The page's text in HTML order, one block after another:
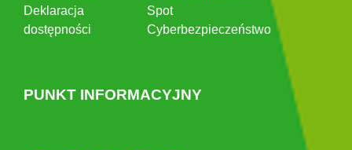
Deklaracja
dostępności
Spot
Cyberbezpieczeństwo
PUNKT INFORMACYJNY